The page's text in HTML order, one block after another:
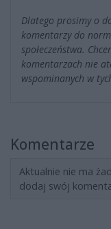
Dlatego prosimy o
komentarzy do
społeczeństwa.
komentarzach nie
wspominanych w
Komentarze
Aktualnie nie ma
dodaj swój